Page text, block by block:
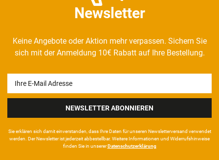
Newsletter
Keine Angebote oder Aktion mehr verpassen. Sichern Sie
sich mit der Anmeldung 10€ Rabatt auf Ihre Bestellung.
Honig
NEWSLETTER ABONNIEREN
Sie erklären sich damit ein­ver­standen, dass Ihre Da­ten für unseren News­letter­versand ver­wen­det
werden. Der News­letter ist jeder­zeit ab­bestel­lbar. Weitere Infor­mationen und Wider­rufshin­weise
finden Sie in unsererDaten­schutz­erklärung